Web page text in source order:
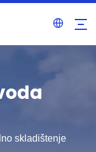
skladištenje